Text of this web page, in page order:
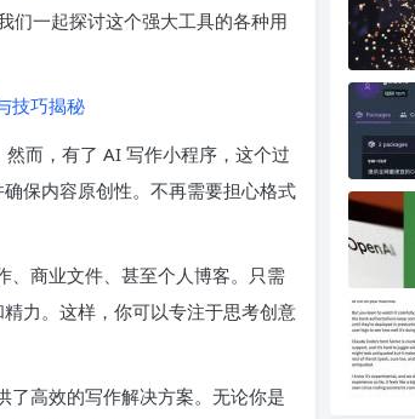
们一起探讨这个强大工具的各种用
技巧揭秘
而，有了 AI 写作小程序，这个过
保内容原创性。不再需要担心格式
、商业文件、甚至个人博客。只需
力。这样，你可以专注于思考创意
了高效的写作解决方案。无论你是